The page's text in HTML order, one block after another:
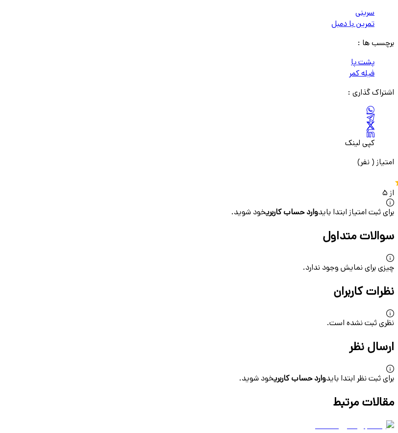
سرینی
تمرین با دمبل
برچسب ها :
پشت پا
فیله کمر
اشتراک گذاری :
کپی لینک
امتیاز ( نفر)
از ۵
برای ثبت امتیاز ابتدا بایدوارد حساب کاربریخود شوید.
سوالات متداول
چیزی برای نمایش وجود ندارد.
نظرات کاربران
نظری ثبت نشده است.
ارسال نظر
برای ثبت نظر ابتدا بایدوارد حساب کاربریخود شوید.
مقالات مرتبط